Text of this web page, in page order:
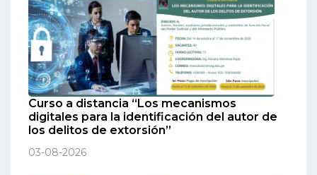
Curso a distancia “Los mecanismos
digitales para la identificación del autor de
los delitos de extorsión”
03-08-2026